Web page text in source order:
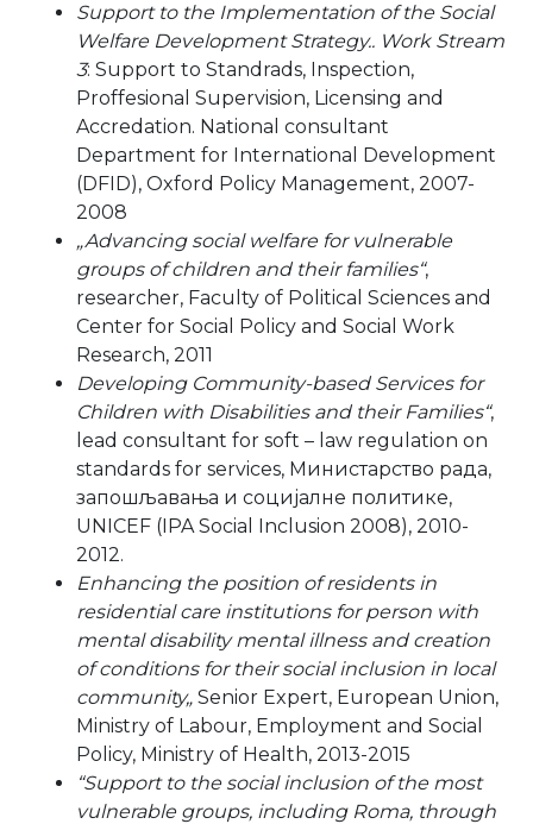
Support to the Implementation of the Social
Welfare Development Strategy.. Work Stream
3: Support to Standrads, Inspection,
Proffesional Supervision, Licensing and
Accredation. National consultant
Department for International Development
(DFID), Oxford Policy Management, 2007-
2008
„Advancing social welfare for vulnerable
groups of children and their families“,
researcher, Faculty of Political Sciences and
Center for Social Policy and Social Work
Research, 2011
Developing Community-based Services for
Children with Disabilities and their Families“,
lead consultant for soft – law regulation on
standards for services, Министарство рада,
запошљавања и социјалне политике,
UNICEF (IPA Social Inclusion 2008), 2010-
2012.
Enhancing the position of residents in
residential care institutions for person with
mental disability mental illness and creation
of conditions for their social inclusion in local
community„ Senior Expert, European Union,
Ministry of Labour, Employment and Social
Policy, Ministry of Health, 2013-2015
“Support to the social inclusion of the most
vulnerable groups, including Roma, through